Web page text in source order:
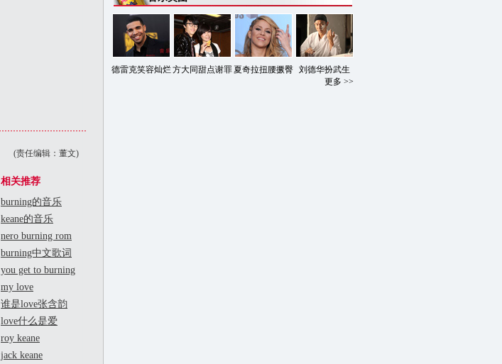
(责任编辑：董文)
相关推荐
burning的音乐
keane的音乐
nero burning rom
burning中文歌词
you get to burning
my love
谁是love张含韵
love什么是爱
roy keane
jack keane
德雷克笑容灿烂方大同甜点谢罪夏奇拉扭腰撅臀 刘德华扮武生
更多 >>